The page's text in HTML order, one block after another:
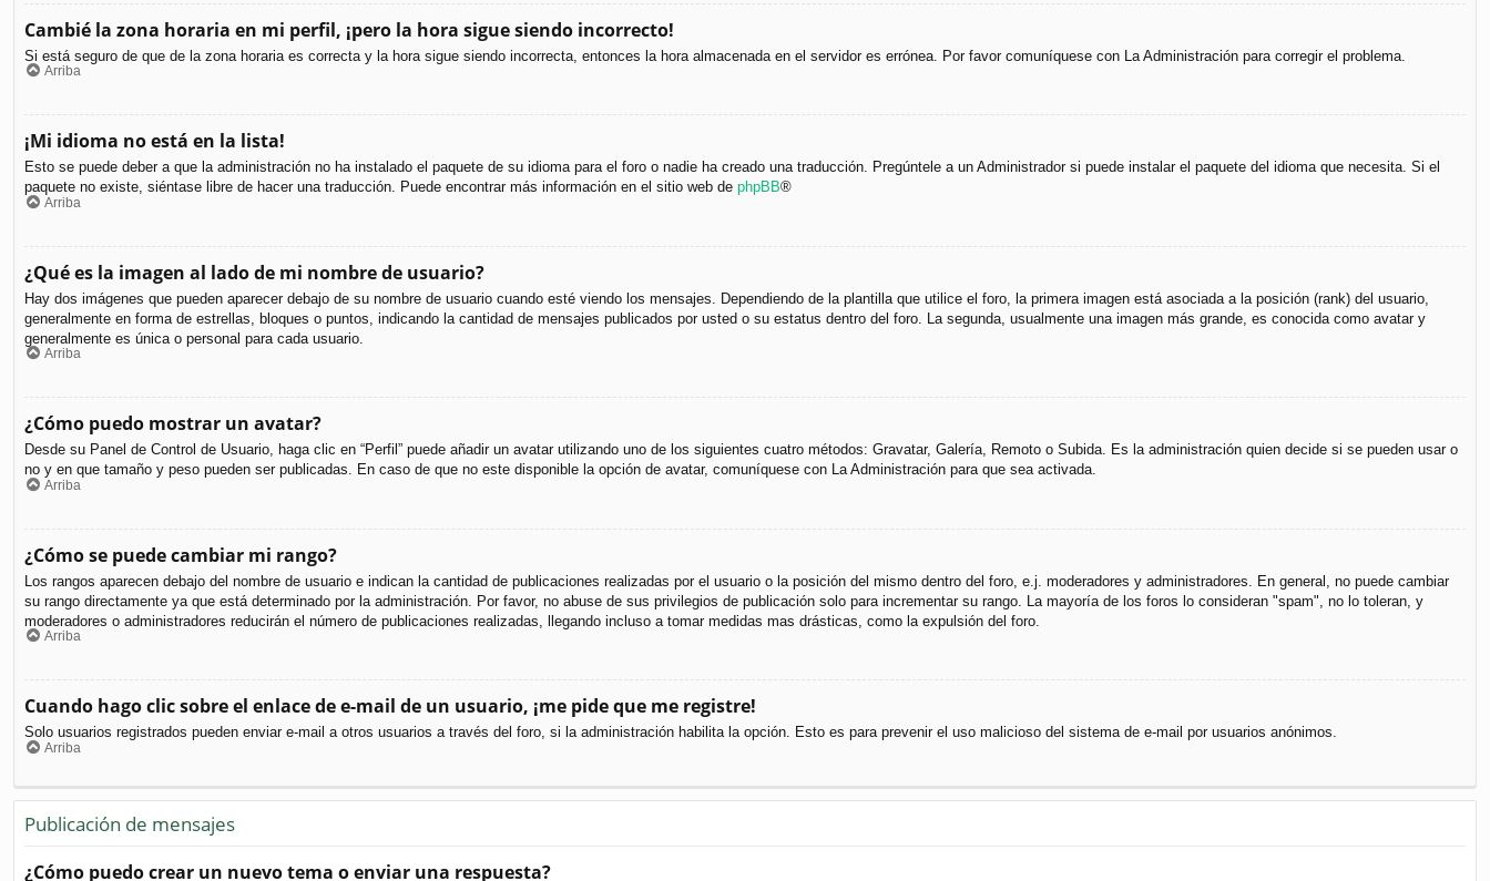
Cambié la zona horaria en mi perfil, ¡pero la hora sigue siendo incorrecto!
Si está seguro de que de la zona horaria es correcta y la hora sigue siendo incorrecta, entonces la hora almacenada en el servidor es errónea. Por favor comuníquese con La Administración para corregir el problema.
Arriba
¡Mi idioma no está en la lista!
Esto se puede deber a que la administración no ha instalado el paquete de su idioma para el foro o nadie ha creado una traducción. Pregúntele a un Administrador si puede instalar el paquete del idioma que necesita. Si el
paquete no existe, siéntase libre de hacer una traducción. Puede encontrar más información en el sitio web de phpBB®
Arriba
¿Qué es la imagen al lado de mi nombre de usuario?
Hay dos imágenes que pueden aparecer debajo de su nombre de usuario cuando esté viendo los mensajes. Dependiendo de la plantilla que utilice el foro, la primera imagen está asociada a la posición (rank) del usuario,
generalmente en forma de estrellas, bloques o puntos, indicando la cantidad de mensajes publicados por usted o su estatus dentro del foro. La segunda, usualmente una imagen más grande, es conocida como avatar y
generalmente es única o personal para cada usuario.
Arriba
¿Cómo puedo mostrar un avatar?
Desde su Panel de Control de Usuario, haga clic en “Perfil” puede añadir un avatar utilizando uno de los siguientes cuatro métodos: Gravatar, Galería, Remoto o Subida. Es la administración quien decide si se pueden usar o
no y en que tamaño y peso pueden ser publicadas. En caso de que no este disponible la opción de avatar, comuníquese con La Administración para que sea activada.
Arriba
¿Cómo se puede cambiar mi rango?
Los rangos aparecen debajo del nombre de usuario e indican la cantidad de publicaciones realizadas por el usuario o la posición del mismo dentro del foro, e.j. moderadores y administradores. En general, no puede cambiar
su rango directamente ya que está determinado por la administración. Por favor, no abuse de sus privilegios de publicación solo para incrementar su rango. La mayoría de los foros lo consideran "spam", no lo toleran, y
moderadores o administradores reducirán el número de publicaciones realizadas, llegando incluso a tomar medidas mas drásticas, como la expulsión del foro.
Arriba
Cuando hago clic sobre el enlace de e-mail de un usuario, ¡me pide que me registre!
Solo usuarios registrados pueden enviar e-mail a otros usuarios a través del foro, si la administración habilita la opción. Esto es para prevenir el uso malicioso del sistema de e-mail por usuarios anónimos.
Arriba
Publicación de mensajes
¿Cómo puedo crear un nuevo tema o enviar una respuesta?